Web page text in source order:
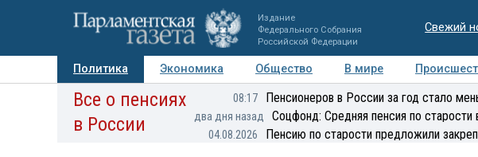
Издание
Федерального Собрания
Российской Федерации
Свежий
Политика Экономика Общество В мире
Авторы Персоны Мнения Регионы Медиацентр
Все о пенсиях
в России
08:17 Пенсионеров в России за год стало
два дня назад Соцфонд: Средняя пенсия по
04.08.2026 Пенсию по старости предложили